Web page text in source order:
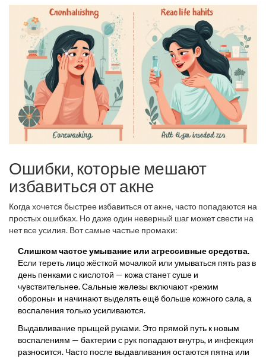
Ошибки, которые мешают
избавиться от акне
Когда хочется быстрее избавиться от акне, часто попадаются на
простых ошибках. Но даже один неверный шаг может свести на
нет все усилия. Вот самые частые промахи:
Слишком частое умывание или агрессивные средства.
Если тереть лицо жёсткой мочалкой или умываться пять раз в
день пенками с кислотой — кожа станет суше и
чувствительнее. Сальные железы включают «режим
обороны» и начинают выделять ещё больше кожного сала, а
воспаления только усиливаются.
Выдавливание прыщей руками. Это прямой путь к новым
воспалениям — бактерии с рук попадают внутрь, и инфекция
разносится. Часто после выдавливания остаются пятна или